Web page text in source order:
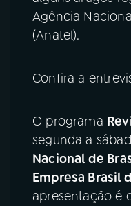
Agência
(Anatel).
Confira a
O programa
segunda a
Nacional de
Empresa Brasil
apresentação é